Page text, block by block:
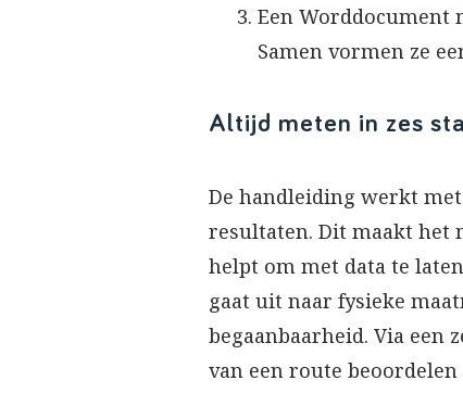
Een Worddocument
Samen vormen ze
Altijd meten in zes
De handleiding werkt
resultaten. Dit maakt het
helpt om met data te
gaat uit naar fysieke
begaanbaarheid. Via
van een route